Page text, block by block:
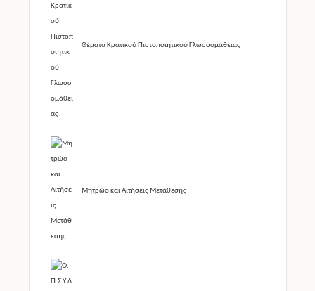
Θέματα Κρατικού Πιστοποιητικού Γλωσσομάθειας
Μητρώο και Αιτήσεις Μετάθεσης